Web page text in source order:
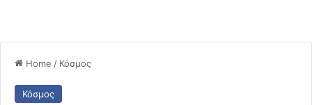
Home / Κόσμος
Κόσμος